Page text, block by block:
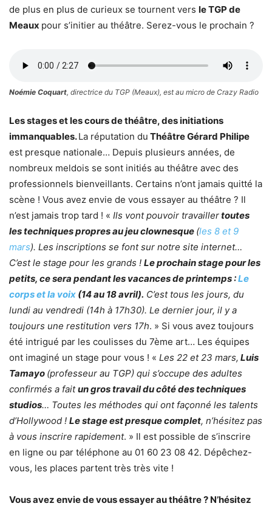
de plus en plus de curieux se tournent vers le TGP de
Meaux pour s’initier au théâtre. Serez-vous le prochain ?
Noémie Coquart, directrice du TGP (Meaux), est au micro de Crazy Radio
Les stages et les cours de théâtre, des initiations
immanquables.La réputation du Théâtre Gérard Philipe
est presque nationale… Depuis plusieurs années, de
nombreux meldois se sont initiés au théâtre avec des
professionnels bienveillants. Certains n’ont jamais quitté la
scène ! Vous avez envie de vous essayer au théâtre ? Il
n’est jamais trop tard ! « Ils vont pouvoir travaillertoutes
les techniques propres au jeu clownesque (les 8 et 9
mars). Les inscriptions se font sur notre site internet…
C’est le stage pour les grands ! Le prochain stage pour les
petits, ce sera pendant les vacances de printemps :Le
corps et la voix (14 au 18 avril). C’est tous les jours, du
lundi au vendredi (14h à 17h30). Le dernier jour, il y a
toujours une restitution vers 17h. » Si vous avez toujours
été intrigué par les coulisses du 7ème art… Les équipes
ont imaginé un stage pour vous ! « Les 22 et 23 mars, Luis
Tamayo (professeur au TGP) qui s’occupe des adultes
confirmés a faitun gros travail du côté des techniques
studios… Toutes les méthodes qui ont façonné les talents
d’Hollywood ! Le stage est presque complet, n’hésitez pas
à vous inscrire rapidement. » Il est possible de s’inscrire
en ligne ou par téléphone au 01 60 23 08 42. Dépêchez-
vous, les places partent très très vite !
Vous avez envie de vous essayer au théâtre ? N’hésitez